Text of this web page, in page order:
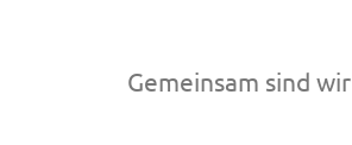
Gemeinsam sind